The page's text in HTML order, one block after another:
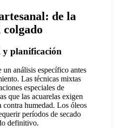
de la
y planificación
un análisis específico antes
Las técnicas mixtas
especiales de
que las acuarelas exigen
contra humedad. Los óleos
períodos de secado
definitivo.